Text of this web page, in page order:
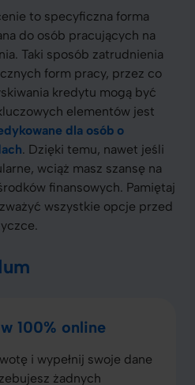
to specyficzna forma
do osób pracujących na
Taki sposób zatrudnienia
form pracy, przez co
kredytu mogą być
elementów jest
dla osób o
. Dzięki temu, nawet jeśli
wciąż masz szansę na
finansowych. Pamiętaj
wszystkie opcje przed
100% online
i wypełnij swoje dane
żadnych